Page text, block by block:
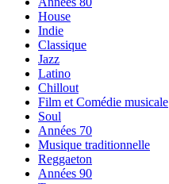
House
Indie
Classique
Jazz
Latino
Chillout
Film et Comédie musicale
Soul
Années 70
Musique traditionnelle
Reggaeton
Années 90